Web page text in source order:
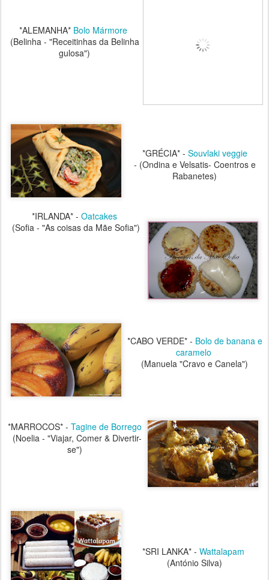
*ALEMANHA* Bolo Mármore
(Belinha - "Receitinhas da Belinha
gulosa")
*GRÉCIA* - Souvlaki veggie
- (Ondina e Velsatis- Coentros e
Rabanetes)
*IRLANDA* - Oatcakes
(Sofia - "As coisas da Mãe Sofia")
*CABO VERDE* - Bolo de banana e
caramelo
(Manuela "Cravo e Canela")
*MARROCOS* - Tagine de Borrego
(Noelia - "Viajar, Comer & Divertir-
se")
*SRI LANKA* - Wattalapam
(António Silva)